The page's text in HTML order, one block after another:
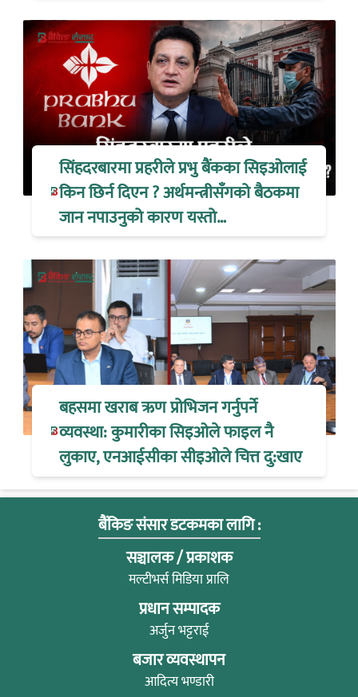
सिंहदरबारमा प्रहरीले प्रभु बैंकका सिइओलाई
किन छिर्न दिएन ? अर्थमन्त्रीसँगको बैठकमा
जान नपाउनुको कारण यस्तो…
बहसमा खराब ऋण प्रोभिजन गर्नुपर्ने
व्यवस्था: कुमारीका सिइओले फाइल नै
लुकाए, एनआईसीका सीइओले चित्त दु:खाए
बैंकिङ संसार डटकमका लागि :
सञ्चालक / प्रकाशक
मल्टीभर्स मिडिया प्रालि
प्रधान सम्पादक
अर्जुन भट्टराई
बजार व्यवस्थापन
आदित्य भण्डारी